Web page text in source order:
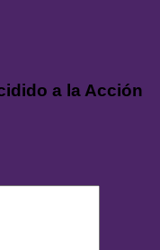
a la Acción